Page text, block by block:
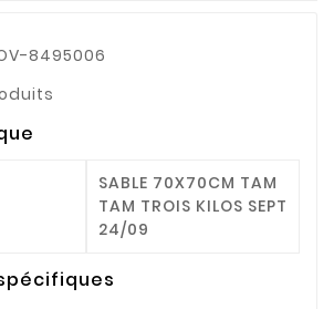
8495006
SABLE 70X70CM TAM
TAM TROIS KILOS SEPT
24/09